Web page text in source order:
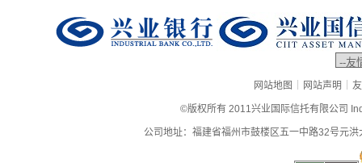
网站地图 | 网站声明 |
©版权所有 2011兴业国际信托有限公司
公司地址：福建省福州市鼓楼区五一中路32号元